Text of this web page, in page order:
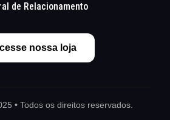
de Relacionamento
nossa loja
• Todos os direitos reservados.